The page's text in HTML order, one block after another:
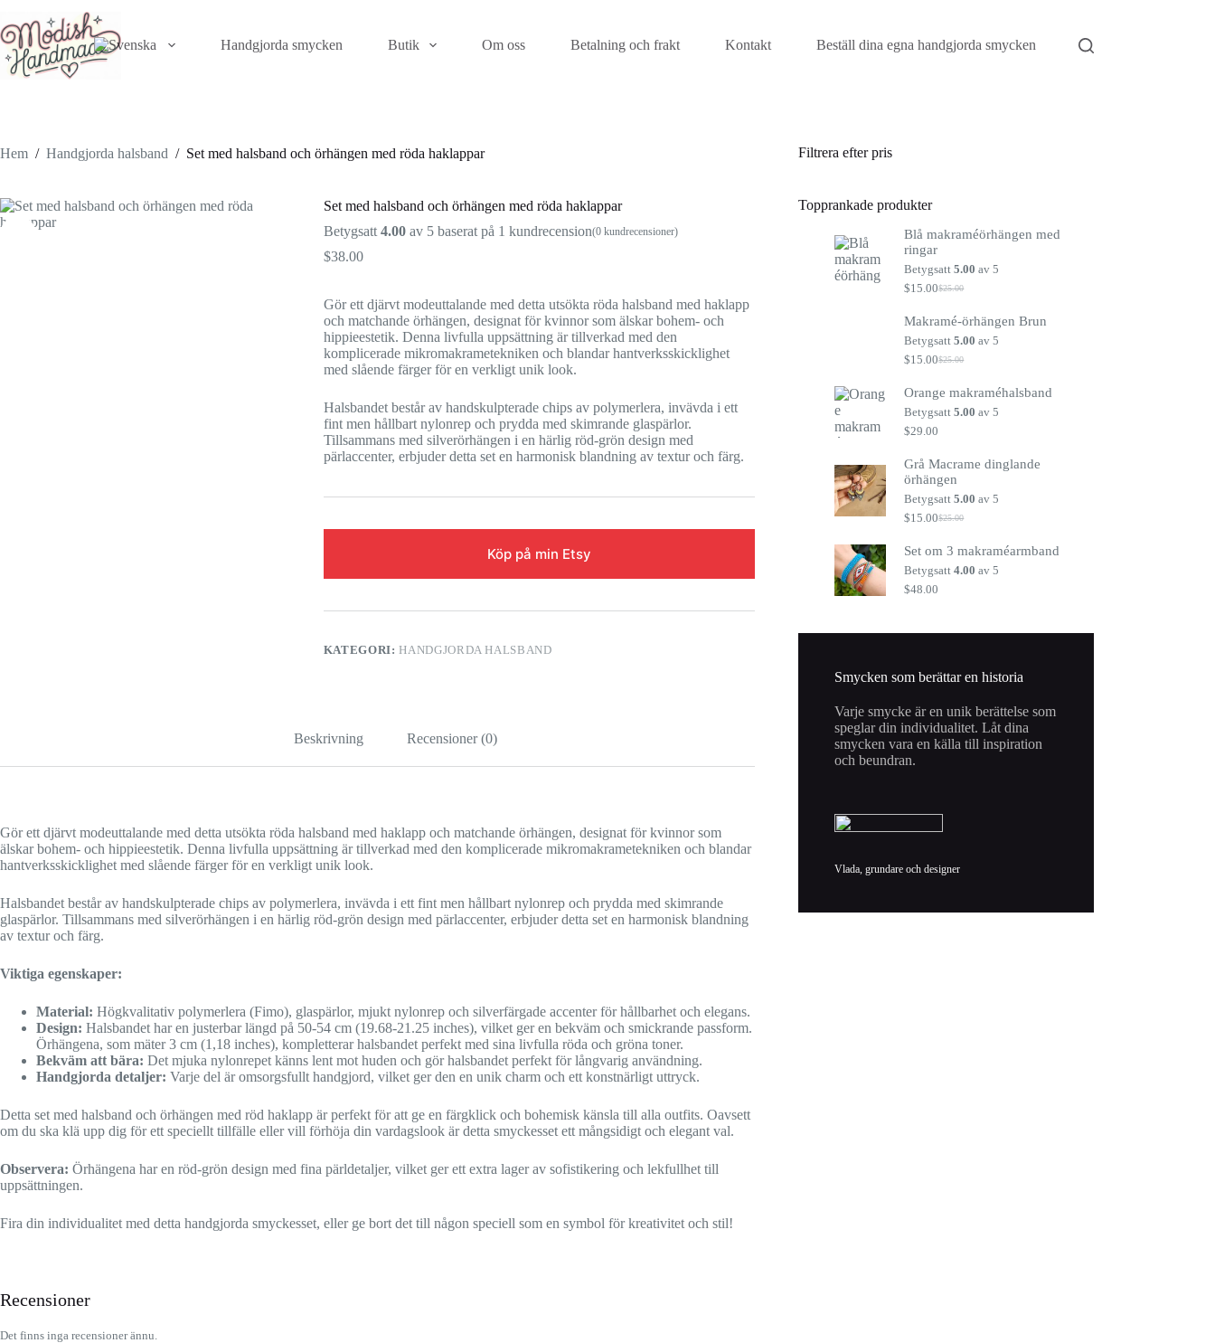
till
innehåll
Handgjorda smycken Butik Om oss Betalning och frakt Kontakt Beställ dina egna handgjorda smycken
Hem / Handgjorda halsband / Set med halsband och örhängen med röda haklappar
Set med halsband och örhängen med röda haklappar
Betygsatt 4.00av 5 baserat på 1 kundrecension(0kundrecensioner)
$38.00
Gör ett djärvt modeuttalande med detta utsökta röda halsband med haklapp
och matchande örhängen, designat för kvinnor som älskar bohem- och
hippieestetik. Denna livfulla uppsättning är tillverkad med den
komplicerade mikromakrametekniken och blandar hantverksskicklighet
med slående färger för en verkligt unik look.
Halsbandet består av handskulpterade chips av polymerlera, invävda i ett
fint men hållbart nylonrep och prydda med skimrande glaspärlor.
Tillsammans med silverörhängen i en härlig röd-grön design med
pärlaccenter, erbjuder detta set en harmonisk blandning av textur och färg.
Köp på min Etsy
KATEGORI:HANDGJORDA HALSBAND
Beskrivning Recensioner (0)
Gör ett djärvt modeuttalande med detta utsökta röda halsband med haklapp och matchande örhängen, designat för kvinnor som
älskar bohem- och hippieestetik. Denna livfulla uppsättning är tillverkad med den komplicerade mikromakrametekniken och blandar
hantverksskicklighet med slående färger för en verkligt unik look.
Halsbandet består av handskulpterade chips av polymerlera, invävda i ett fint men hållbart nylonrep och prydda med skimrande
glaspärlor. Tillsammans med silverörhängen i en härlig röd-grön design med pärlaccenter, erbjuder detta set en harmonisk blandning
av textur och färg.
Viktiga egenskaper:
Material: Högkvalitativ polymerlera (Fimo), glaspärlor, mjukt nylonrep och silverfärgade accenter för hållbarhet och elegans.
Design: Halsbandet har en justerbar längd på 50-54 cm (19.68-21.25 inches), vilket ger en bekväm och smickrande passform.
Örhängena, som mäter 3 cm (1,18 inches), kompletterar halsbandet perfekt med sina livfulla röda och gröna toner.
Bekväm att bära: Det mjuka nylonrepet känns lent mot huden och gör halsbandet perfekt för långvarig användning.
Handgjorda detaljer: Varje del är omsorgsfullt handgjord, vilket ger den en unik charm och ett konstnärligt uttryck.
Detta set med halsband och örhängen med röd haklapp är perfekt för att ge en färgklick och bohemisk känsla till alla outfits. Oavsett
om du ska klä upp dig för ett speciellt tillfälle eller vill förhöja din vardagslook är detta smyckesset ett mångsidigt och elegant val.
Observera: Örhängena har en röd-grön design med fina pärldetaljer, vilket ger ett extra lager av sofistikering och lekfullhet till
uppsättningen.
Fira din individualitet med detta handgjorda smyckesset, eller ge bort det till någon speciell som en symbol för kreativitet och stil!
Recensioner
Det finns inga recensioner ännu.
Filtrera efter pris
Topprankade produkter
Blå makraméörhängen med
ringar
Betygsatt5.00 av 5
$25.00
Det
priset
var:
$25.00.
$15.00Det
priset
är:
$15.00.
Makramé-örhängen Brun
Betygsatt5.00 av 5
$25.00
Det
priset
var:
$25.00.
$15.00Det
priset
är:
$15.00.
Orange makraméhalsband
Betygsatt5.00 av 5
$29.00
Grå Macrame dinglande
örhängen
Betygsatt5.00 av 5
$25.00
Det
priset
var:
$25.00.
$15.00Det
priset
är:
$15.00.
Set om 3 makraméarmband
Betygsatt4.00 av 5
$48.00
Smycken som berättar en historia
Varje smycke är en unik berättelse som
speglar din individualitet. Låt dina
smycken vara en källa till inspiration
och beundran.
Vlada, grundare och designer